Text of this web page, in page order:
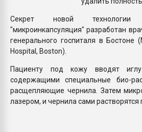
Секрет новой
"микроинкапсуляция" разработан
генерального госпиталя в Бостоне
Hospital, Boston).
Пациенту под кожу вводят
содержащими специальные био-
расщепляющие чернила. Затем
лазером, и чернила сами растворятся